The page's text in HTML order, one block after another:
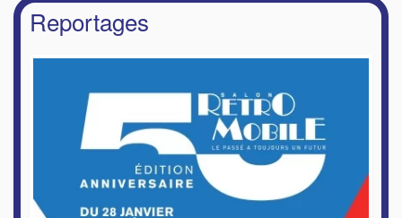
Reportages